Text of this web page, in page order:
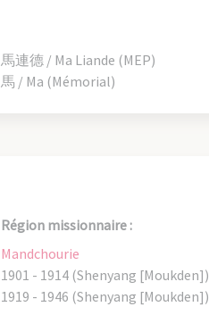
馬連德 / Ma Liande (MEP)
馬 / Ma (Mémorial)
Région missionnaire :
Mandchourie
1901 - 1914 (Shenyang [Moukden])
1919 - 1946 (Shenyang [Moukden])